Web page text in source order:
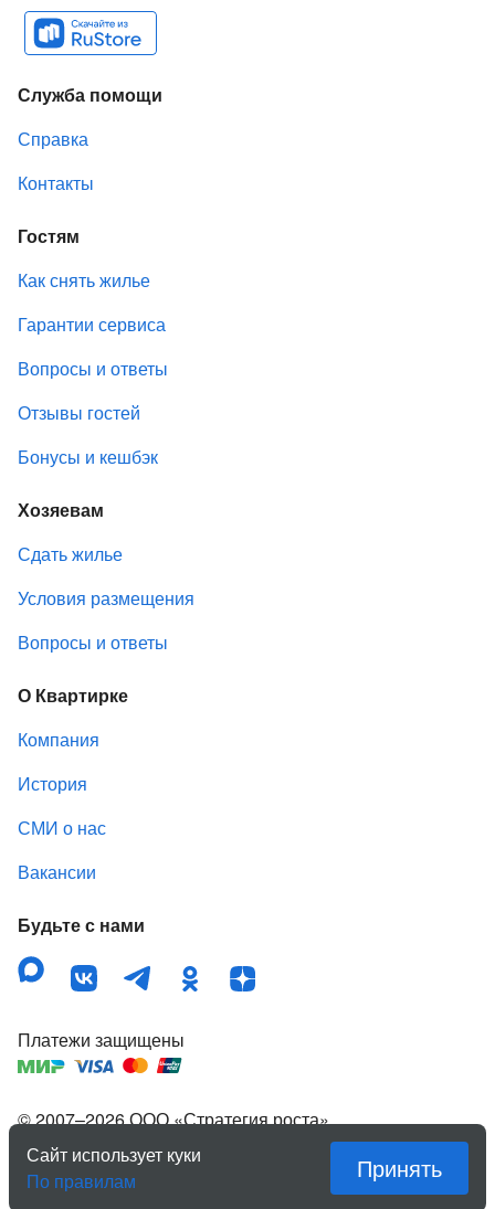
Служба помощи
Справка
Контакты
Гостям
Как снять жилье
Гарантии сервиса
Вопросы и ответы
Отзывы гостей
Бонусы и кешбэк
Хозяевам
Сдать жилье
Условия размещения
Вопросы и ответы
О Квартирке
Компания
История
СМИ о нас
Вакансии
Будьте с нами
© 2007–2026ООО «Стратегия роста»,
зарегистрированный товарный знак «Квартирка».
Правовая информация
Платежи защищены
Сайт использует куки
По правилам
Принять